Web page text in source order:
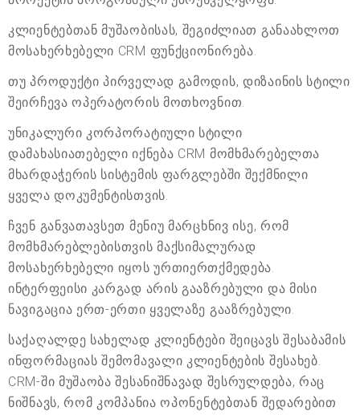
კლიენტებთან მუშაობისას, შეგიძლიათ განაახლოთ
მოსახერხებელი CRM ფუნქციონირება.
თუ პროდუქტი პირველად გამოდის, დიზაინის სტილი
შეირჩევა ოპერატორის მოთხოვნით.
უნიკალური კორპორატიული სტილი
დამახასიათებელი იქნება CRM მომხმარებელთა
მხარდაჭერის სისტემის ფარგლებში შექმნილი
ყველა დოკუმენტისთვის.
ჩვენ განვათავსეთ მენიუ მარცხნივ ისე, რომ
მომხმარებლებისთვის მაქსიმალურად
მოსახერხებელი იყოს ურთიერთქმედება.
ინტერფეისი კარგად არის გააზრებული და მისი
ნავიგაცია ერთ-ერთი ყველაზე გააზრებული.
საქაღალდე სახელად კლიენტები შეიცავს შესაბამის
ინფორმაციას შემომავალი კლიენტების შესახებ.
CRM-ში მუშაობა შესანიშნავად შესრულდება, რაც
ნიშნავს, რომ კომპანია ოპონენტებთან შედარებით